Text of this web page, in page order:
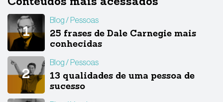
Conteúdos mais acessados
Blog Pessoas
25 frases de Dale Carnegie mais
conhecidas
Blog Pessoas
13 qualidades de uma pessoa de
sucesso